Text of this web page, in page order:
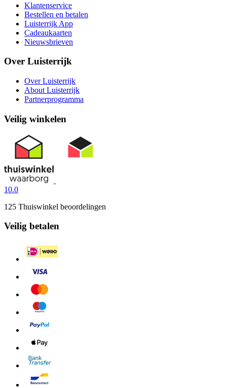
Klantenservice
Bestellen en betalen
Luisterrijk App
Cadeaukaarten
Nieuwsbrieven
Over Luisterrijk
Over Luisterrijk
About Luisterrijk
Partnerprogramma
Veilig winkelen
10.0
125 Thuiswinkel beoordelingen
Veilig betalen